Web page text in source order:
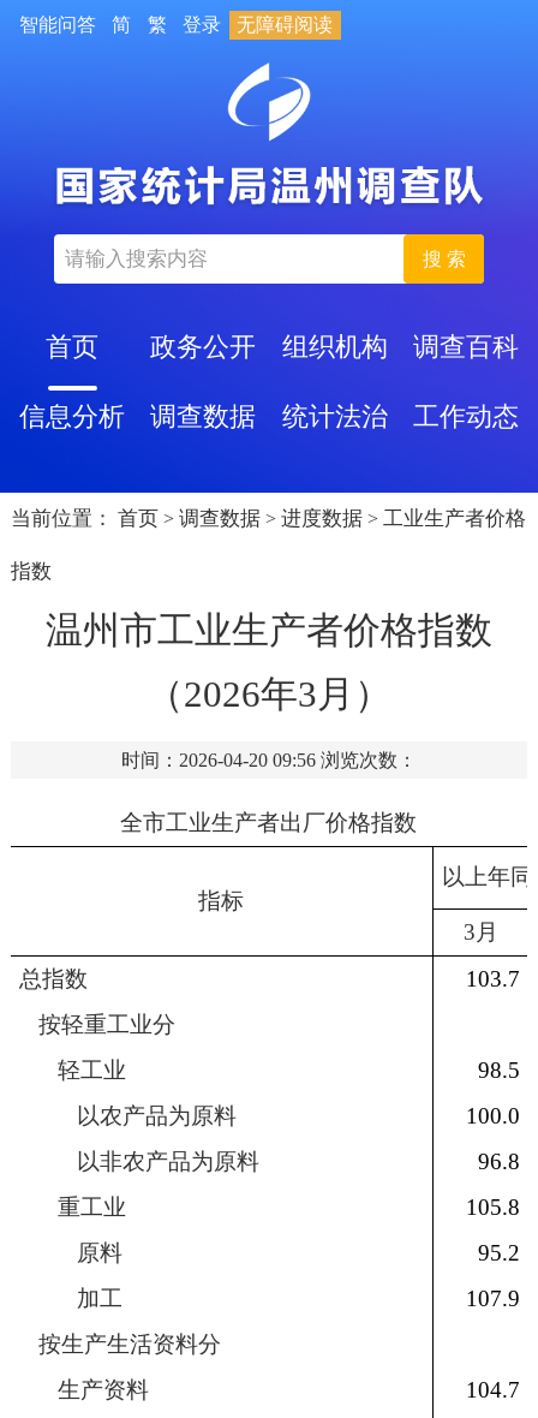
智能问答 简 繁 登录 无障碍阅读
搜 索
首页 政务公开 组织机构 调查百科
信息分析 调查数据 统计法治 工作动态
当前位置： 首页 > 调查数据 > 进度数据 > 工业生产者价格
指数
温州市工业生产者价格指数
（2026年3月）
时间：2026-04-20 09:56 浏览次数：
全市工业生产者出厂价格指数
指标
以上年
3月
总指数
103.7
按轻重工业分
轻工业
98.5
以农产品为原料
100.0
以非农产品为原料
96.8
重工业
105.8
原料
95.2
加工
107.9
按生产生活资料分
生产资料
104.7